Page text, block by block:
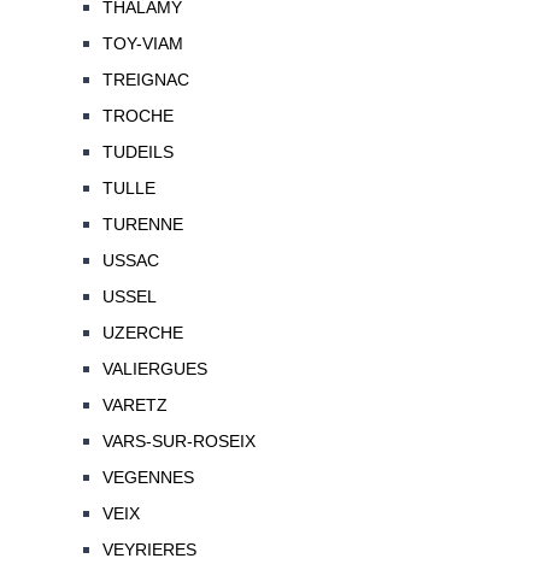
THALAMY
TOY-VIAM
TREIGNAC
TROCHE
TUDEILS
TULLE
TURENNE
USSAC
USSEL
UZERCHE
VALIERGUES
VARETZ
VARS-SUR-ROSEIX
VEGENNES
VEIX
VEYRIERES